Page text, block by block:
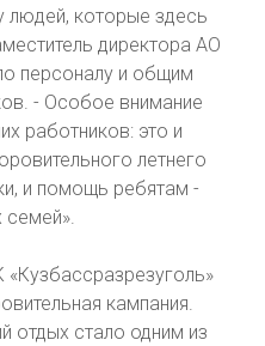
людей, которые здесь
директора АО
персоналу и общим
- Особое внимание
работников: это и
летнего
и помощь ребятам -
семей».
кампания.
отдых стало одним из